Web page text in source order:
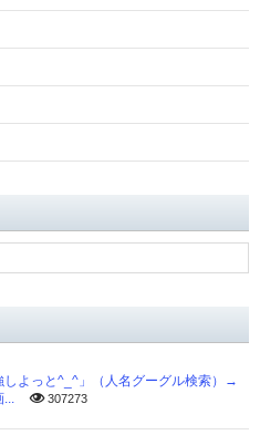
しよっと^_^」（人名グーグル検索）→
...
307273